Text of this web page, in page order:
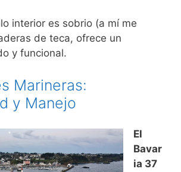
interior es sobrio (a mí me
de teca, ofrece un
y funcional.
Marineras:
y Manejo
El
Bavar
ia 37